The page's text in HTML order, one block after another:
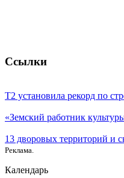
Ссылки
T2 установила рекорд по
«Земский работник
13 дворовых территорий и
Реклама.
Календарь